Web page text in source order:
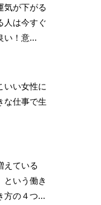
気が下がる
人は今すぐ
い！意...
いい女性に
な仕事で生
えている
という働き
方の４つ...